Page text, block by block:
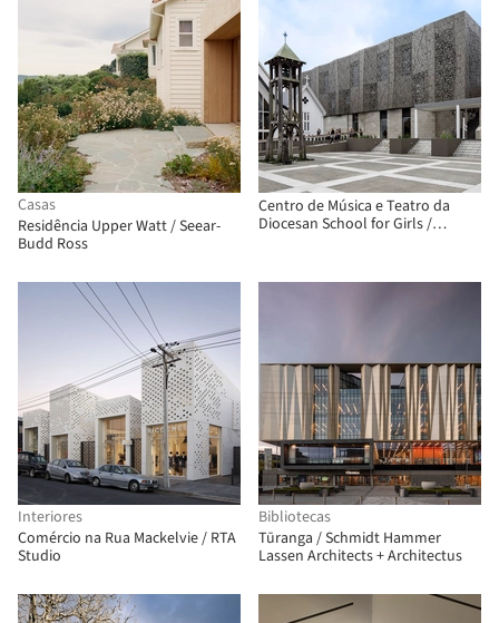
Casas
Residência Upper Watt / Seear-
Budd Ross
Centro de Música e Teatro da
Diocesan School for Girls /
Interiores
Comércio na Rua Mackelvie / RTA
Studio
Bibliotecas
Tūranga / Schmidt Hammer
Lassen Architects + Architectus